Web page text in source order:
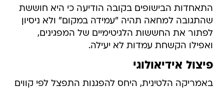
התאחדות הבישופים בקובה הודיעה כי היא חוששת
שהתגובה למחאה תהיה "עמידה במקום" ולא ניסיון
לפתור את החששות הלגיטימיים של המפגינים,
ואפילו הקשחת עמדות לא יעילה.
פיצול אידיאולוגי
באמריקה הלטינית, היחס להפגנות התפצל לפי קווים